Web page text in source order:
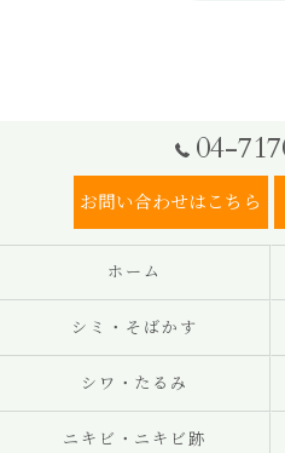
04-
お問い合わせはこちら
ホーム
シミ・そばかす
シワ・たるみ
ニキビ・ニキビ跡